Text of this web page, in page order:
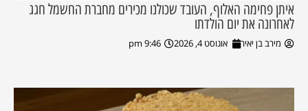
איתן פחימה האלוף, העובד שכולנו מכירים מחברת החשמל חגג
לאחרונה את יום הולדתו
מירב בן יאיר אוגוסט 4, 2026 9:46 pm